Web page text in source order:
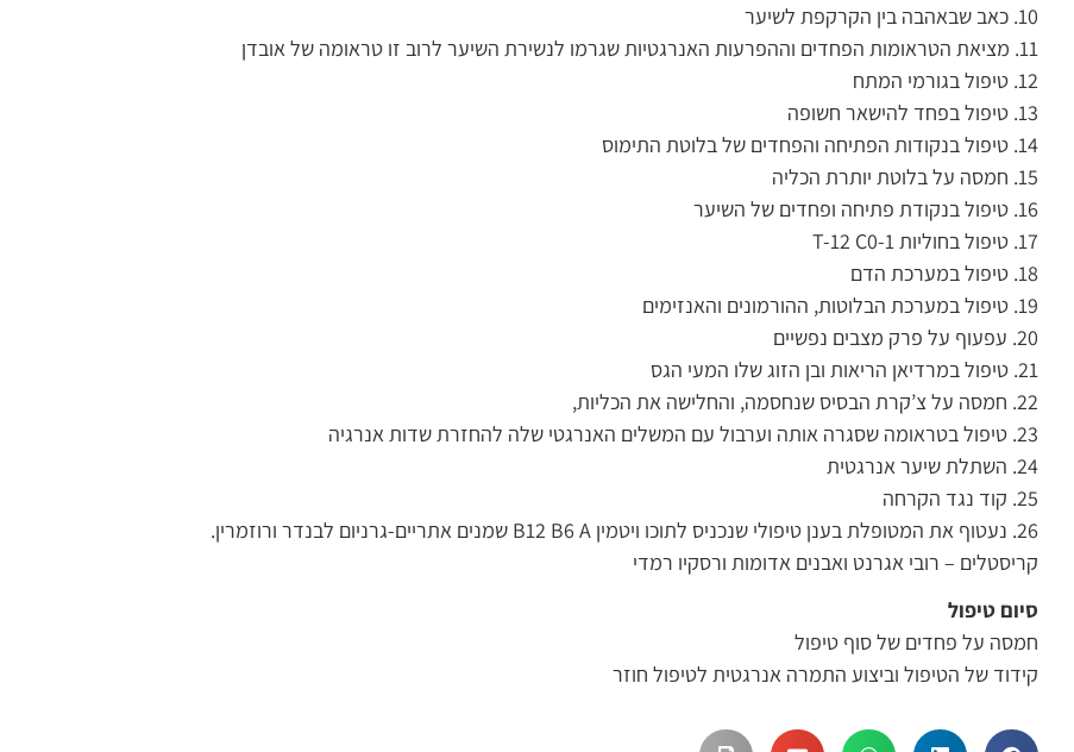
10. כאב שבאהבה בין הקרקפת לשיער
11. מציאת הטראומות הפחדים וההפרעות האנרגטיות שגרמו לנשירת השיער לרוב זו טראומה של אובדן
12. טיפול בגורמי המתח
13. טיפול בפחד להישאר חשופה
14. טיפול בנקודות הפתיחה והפחדים של בלוטת התימוס
15. חמסה על בלוטת יותרת הכליה
16. טיפול בנקודת פתיחה ופחדים של השיער
17. טיפול בחוליות T-12 C0-1
18. טיפול במערכת הדם
19. טיפול במערכת הבלוטות, ההורמונים והאנזימים
20. עפעוף על פרק מצבים נפשיים
21. טיפול במרדיאן הריאות ובן הזוג שלו המעי הגס
22. חמסה על צ’קרת הבסיס שנחסמה, והחלישה את הכליות,
23. טיפול בטראומה שסגרה אותה וערבול עם המשלים האנרגטי שלה להחזרת שדות אנרגיה
24. השתלת שיער אנרגטית
25. קוד נגד הקרחה
26. נעטוף את המטופלת בענן טיפולי שנכניס לתוכו ויטמין B12 B6 A שמנים אתריים-גרניום לבנדר ורוזמרין.
קריסטלים – רובי אגרנט ואבנים אדומות ורסקיו רמדי
סיום טיפול
חמסה על פחדים של סוף טיפול
קידוד של הטיפול וביצוע התמרה אנרגטית לטיפול חוזר